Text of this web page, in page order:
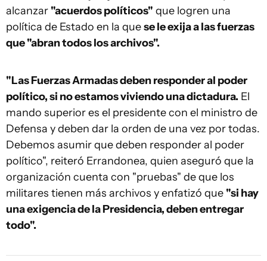
alcanzar "acuerdos políticos" que logren una
política de Estado en la quese le exija a las fuerzas
que "abran todos los archivos".
"Las Fuerzas Armadas deben responder al poder
político, si no estamos viviendo una dictadura. El
mando superior es el presidente con el ministro de
Defensa y deben dar la orden de una vez por todas.
Debemos asumir que deben responder al poder
político", reiteró Errandonea, quien aseguró que la
organización cuenta con "pruebas" de que los
militares tienen más archivos y enfatizó que "si hay
una exigencia de la Presidencia, deben entregar
todo".